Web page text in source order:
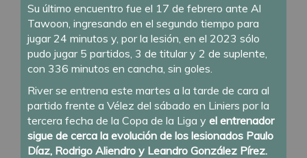
Su último encuentro fue el 17 de febrero ante Al
Tawoon, ingresando en el segundo tiempo para
jugar 24 minutos y, por la lesión, en el 2023 sólo
pudo jugar 5 partidos, 3 de titular y 2 de suplente,
con 336 minutos en cancha, sin goles.
River se entrena este martes a la tarde de cara al
partido frente a Vélez del sábado en Liniers por la
tercera fecha de la Copa de la Liga y el entrenador
sigue de cerca la evolución de los lesionados Paulo
Díaz, Rodrigo Aliendro y Leandro González Pírez.